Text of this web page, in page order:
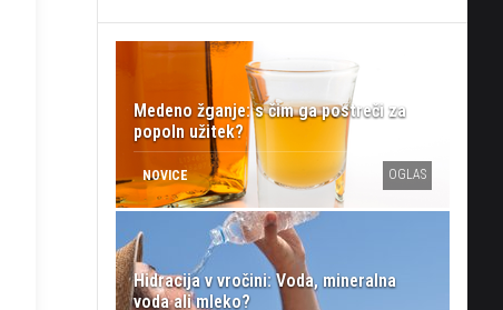
Medeno žganje: s čim ga postreči za
popoln užitek?
NOVICE OGLAS
Hidracija v vročini: Voda, mineralna
voda ali mleko?